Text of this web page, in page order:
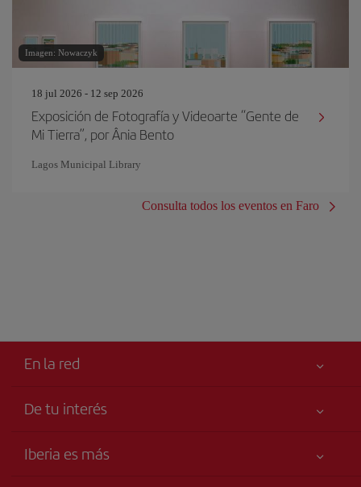
Imagen: Nowaczyk
18 jul 2026 - 12 sep 2026
Exposición de Fotografía y Videoarte “Gente de
Mi Tierra”, por Ânia Bento
Lagos Municipal Library
Consulta todos los eventos en Faro
En la red
De tu interés
Accesibilidad
Iberia es más